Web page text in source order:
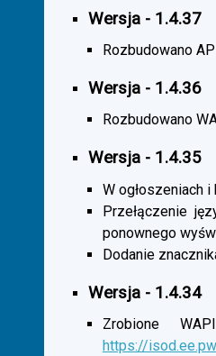
Wersja - 1.4.37
Rozbudowano
Wersja - 1.4.36
Rozbudowano
Wersja - 1.4.35
W ogłoszeniach
Przełączenie
ponownego
Dodanie
Wersja - 1.4.34
Zrobione
https://